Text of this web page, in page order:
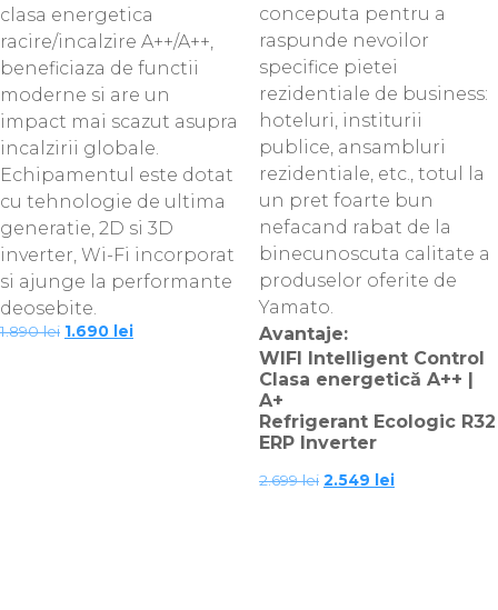
clasa energetica
racire/incalzire A++/A++,
beneficiaza de functii
moderne si are un
impact mai scazut asupra
incalzirii globale.
Echipamentul este dotat
cu tehnologie de ultima
generatie, 2D si 3D
inverter, Wi-Fi incorporat
si ajunge la performante
deosebite.
1.890lei Prețul
1.690 leiPrețul
conceputa pentru a
raspunde nevoilor
specifice pietei
rezidentiale de business:
hoteluri, institurii
publice, ansambluri
rezidentiale, etc., totul la
un pret foarte bun
nefacand rabat de la
binecunoscuta calitate a
produselor oferite de
Yamato.
Avantaje:
WIFI Intelligent Control
Clasa energetică A++ |
A+
Refrigerant Ecologic R32
ERP Inverter
2.699lei Prețul
2.549 leiPrețul